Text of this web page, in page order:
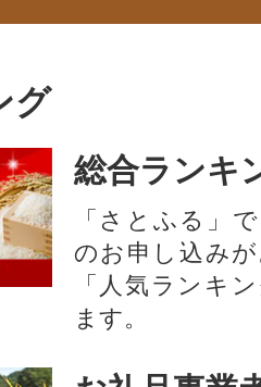
グ
総合ランキ
「さとふる」
のお申し込み
「人気ランキ
ます。